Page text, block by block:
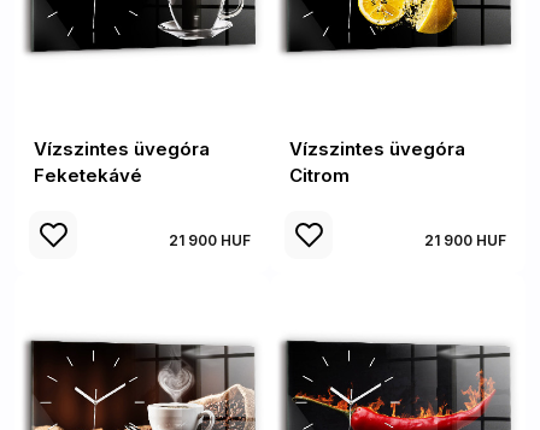
Vízszintes üvegóra
Feketekávé
21 900 HUF
Vízszintes üvegóra
Citrom
21 900 HUF